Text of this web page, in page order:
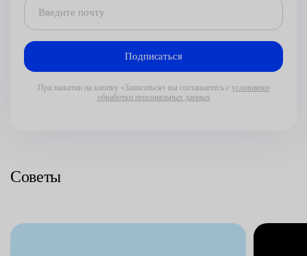
При нажатии на кнопку «Записаться» вы соглашаетесь с условиями
обработки персональных данных
Советы